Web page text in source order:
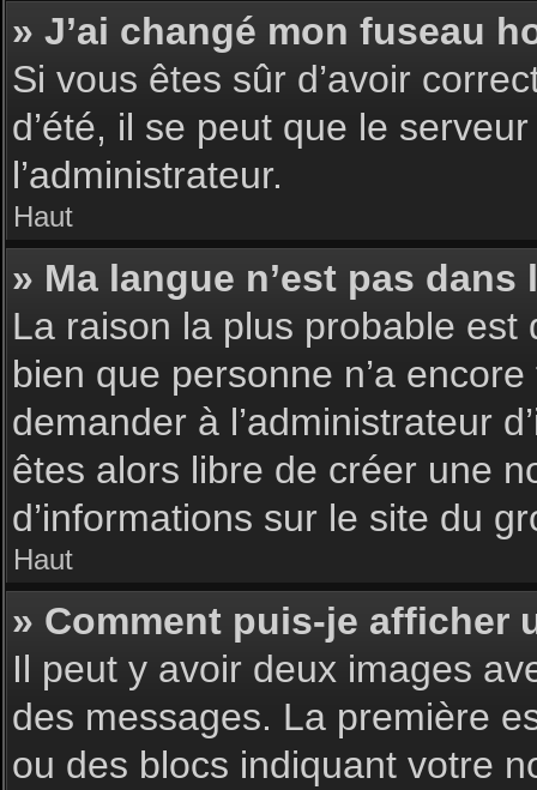
» J’ai changé mon fuseau
Si vous êtes sûr d’avoir
d’été, il se peut que le
l’administrateur.
Haut
» Ma langue n’est pas dans
La raison la plus probable est
bien que personne n’a
demander à l’administrateur
êtes alors libre de créer une
d’informations sur le site du
Haut
» Comment puis-je afficher
Il peut y avoir deux images
des messages. La première
ou des blocs indiquant votre